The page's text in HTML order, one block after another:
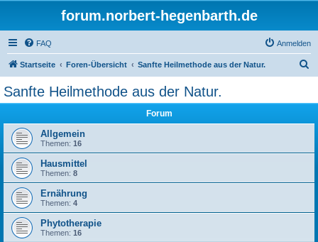
forum.norbert-hegenbarth.de
FAQ Anmelden
Startseite Foren-Übersicht Sanfte Heilmethode aus der Natur.
Sanfte Heilmethode aus der Natur.
Forum
Allgemein
Themen: 16
Hausmittel
Themen: 8
Ernährung
Themen: 4
Phytotherapie
Themen: 16